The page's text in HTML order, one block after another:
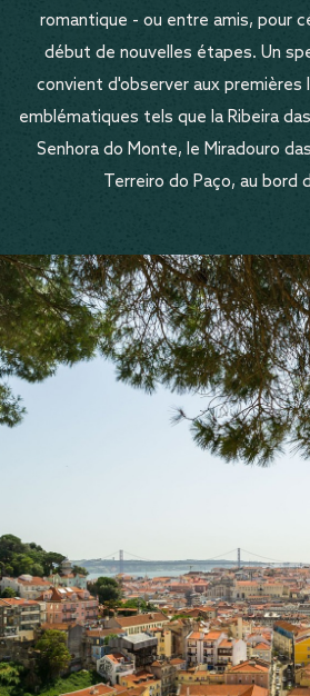
romantique - ou entre amis, pour
début de nouvelles étapes. Un
convient d'observer aux premières
emblématiques tels que la Ribeira
Senhora do Monte, le Miradouro
Terreiro do Paço, au bord